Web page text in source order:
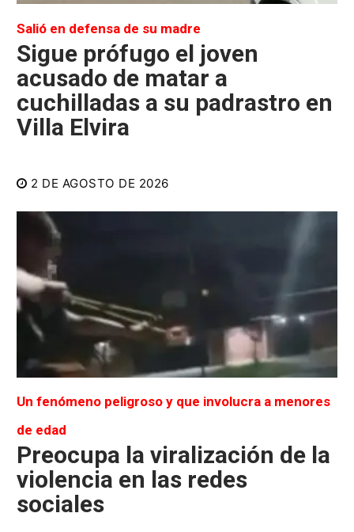
Salió en defensa de su madre
Sigue prófugo el joven
acusado de matar a
cuchilladas a su padrastro en
Villa Elvira
2 DE AGOSTO DE 2026
Un fenómeno peligroso y que involucra a menores
de edad
Preocupa la viralización de la
violencia en las redes
sociales